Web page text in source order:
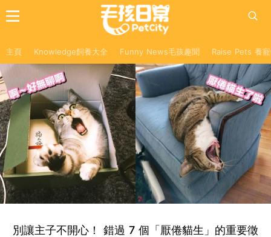
主頁 Knowledge飼養大全 Funny News毛孩趣聞 Raise Pets 養
別讓主子不開心！ 錯過 7 個「厭倦貓生」的重要徵